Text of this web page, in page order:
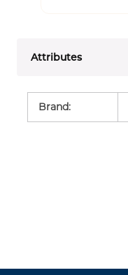
Attributes
Brand: